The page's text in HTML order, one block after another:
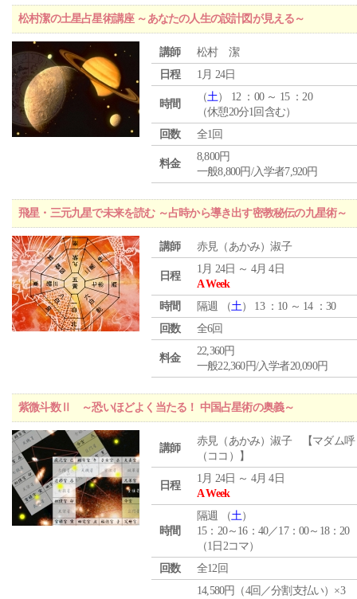
松村潔の土星占星術講座 ～あなたの人生の設計図が見える～
講師
松村 潔
日程
1月 24日
時間
（土） 12 ：00 ～ 15 ：20
（休憩20分1回含む）
回数
全1回
料金
8,800円
一般8,800円/入学者7,920円
飛星・三元九星で未来を読む ～占時から導き出す密教秘伝の九星術～
講師 赤見（あかみ）淑子
日程
1月 24日 ～ 4月 4日
A Week
時間
隔週 （土） 13 ：10 ～ 14 ：30
回数
全6回
料金
22,360円
一般22,360円/入学者20,090円
紫微斗数Ⅱ ～恐いほどよく当たる！ 中国占星術の奥義～
講師
赤見（あかみ）淑子 【マダム呼
（ココ）】
日程
1月 24日 ～ 4月 4日
A Week
時間
隔週 （土）
15：20～16：40／17：00～18：20
（1日2コマ）
回数
全12回
14,580円（4回／分割支払い）×3